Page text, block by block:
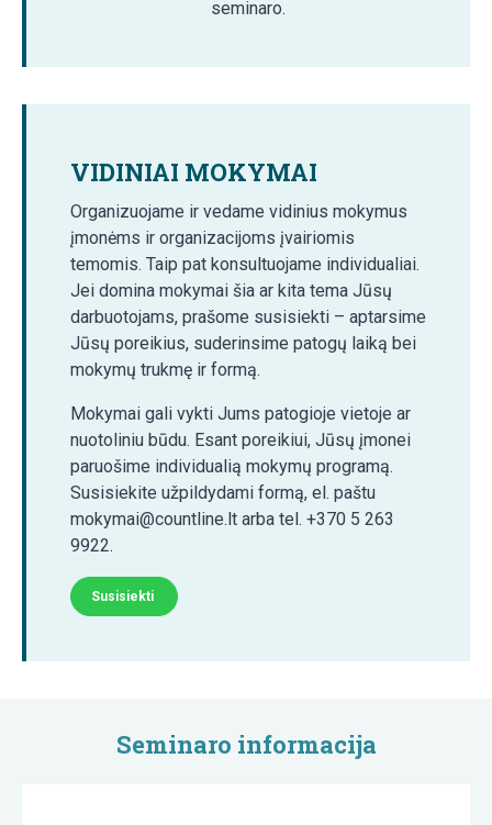
seminaro.
VIDINIAI MOKYMAI
Organizuojame ir vedame vidinius mokymus
įmonėms ir organizacijoms įvairiomis
temomis. Taip pat konsultuojame individualiai.
Jei domina mokymai šia ar kita tema Jūsų
darbuotojams, prašome susisiekti – aptarsime
Jūsų poreikius, suderinsime patogų laiką bei
mokymų trukmę ir formą.
Mokymai gali vykti Jums patogioje vietoje ar
nuotoliniu būdu. Esant poreikiui, Jūsų įmonei
paruošime individualią mokymų programą.
Susisiekite užpildydami formą, el. paštu
mokymai@countline.lt arba tel. +370 5 263
9922.
Susisiekti
Seminaro informacija